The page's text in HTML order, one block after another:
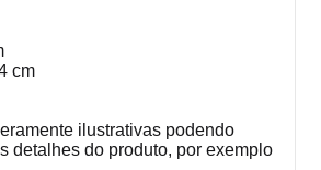
cm
ilustrativas podendo
detalhes do produto, por exemplo